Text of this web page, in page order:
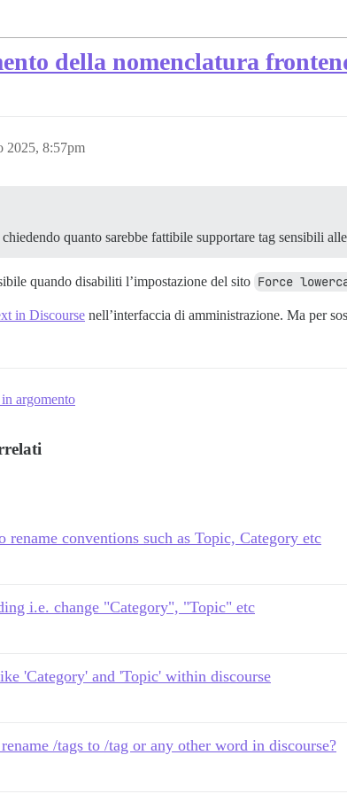
della nomenclatura
2025, 8:57pm
quanto sarebbe fattibile supportare tag sensibili
quando disabiliti l’impostazione del sito Force
in Discourse nell’interfaccia di amministrazione. Ma per
argomento
rename conventions such as Topic, Category etc
i.e. change "Category", "Topic" etc
'Category' and 'Topic' within discourse
/tags to /tag or any other word in discourse?